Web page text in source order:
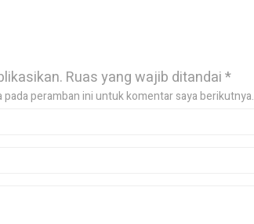
Ruas yang wajib ditandai*
peramban ini untuk komentar saya berikutnya.